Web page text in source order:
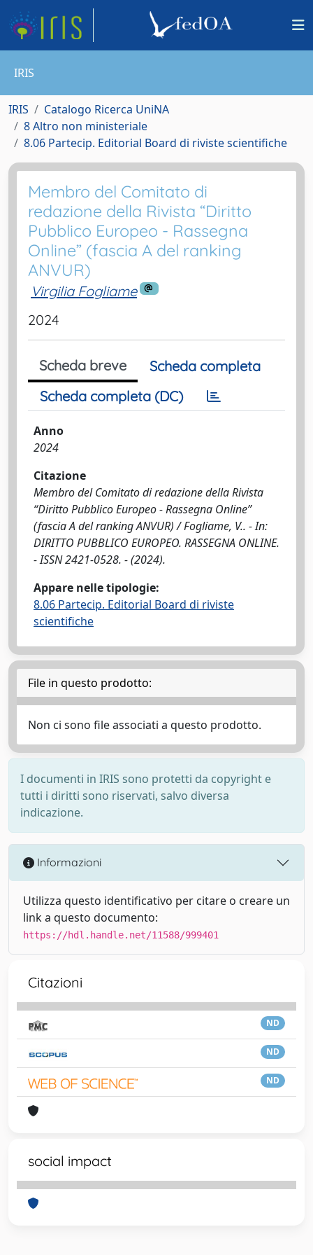
IRIS
IRIS
Catalogo Ricerca UniNA
8 Altro non ministeriale
8.06 Partecip. Editorial Board di riviste scientifiche
Membro del Comitato di
redazione della Rivista “Diritto
Pubblico Europeo - Rassegna
Online” (fascia A del ranking
ANVUR)
Virgilia Fogliame
2024
Scheda breve
Scheda completa
Scheda completa (DC)
Anno
2024
Citazione
Membro del Comitato di redazione della Rivista
“Diritto Pubblico Europeo - Rassegna Online”
(fascia A del ranking ANVUR) / Fogliame, V.. - In:
DIRITTO PUBBLICO EUROPEO. RASSEGNA ONLINE.
- ISSN 2421-0528. - (2024).
Appare nelle tipologie:
8.06 Partecip. Editorial Board di riviste
scientifiche
File in questo prodotto:
Non ci sono file associati a questo prodotto.
I documenti in IRIS sono protetti da copyright e
tutti i diritti sono riservati, salvo diversa
indicazione.
Informazioni
Utilizza questo identificativo per citare o creare un
link a questo documento:
https://hdl.handle.net/11588/999401
Citazioni
ND
ND
ND
social impact